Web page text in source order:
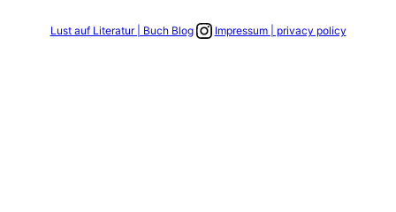
Lust auf Literatur | Buch BlogLink zum Instagram Account
Impressum | privacy policy